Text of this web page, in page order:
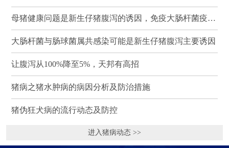
母猪健康问题是新生仔猪腹泻的诱因，免疫大肠杆菌疫苗可有效降低其发病率和死亡率
大肠杆菌与肠球菌属共感染可能是新生仔猪腹泻主要诱因
让腹泻从100%降至5%，天邦有高招
猪病之猪水肿病的病因分析及防治措施
猪伪狂犬病的流行动态及防控
进入猪病动态 >>